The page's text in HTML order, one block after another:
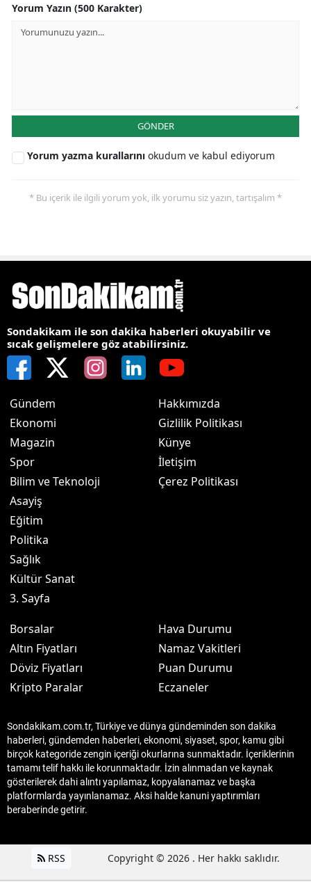
Yorum Yazın (500 Karakter)
GÖNDER
Yorum yazma kurallarını okudum ve kabul ediyorum
* Bu içerik ile ilgili yorum yok, ilk yorumu siz yazın, tartışalım *
Sondakikam ile son dakika haberleri okuyabilir ve
sıcak gelişmelere göz atabilirsiniz.
Gündem
Ekonomi
Magazin
Spor
Bilim ve Teknoloji
Asayiş
Eğitim
Politika
Sağlık
Kültür Sanat
3. Sayfa
Hakkımızda
Gizlilik Politikası
Künye
İletişim
Çerez Politikası
Borsalar
Altın Fiyatları
Döviz Fiyatları
Kripto Paralar
Hava Durumu
Namaz Vakitleri
Puan Durumu
Eczaneler
Sondakikam.com.tr, Türkiye ve dünya gündeminden son dakika
haberleri, gündemden haberleri, ekonomi, siyaset, spor, kamu gibi
birçok kategoride zengin içeriği okurlarına sunmaktadır. İçeriklerinin
tamamı telif hakkı ile korunmaktadır. İzin alınmadan ve kaynak
gösterilerek dahi alıntı yapılamaz, kopyalanamaz ve başka
platformlarda yayınlanamaz. Aksi halde kanuni yaptırımları
beraberinde getirir.
RSS Copyright © 2026 . Her hakkı saklıdır.